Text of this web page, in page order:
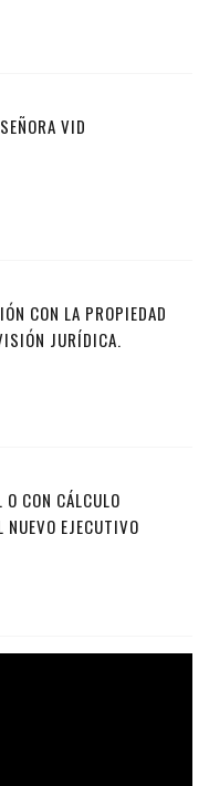
VID
CON LA PROPIEDAD
JURÍDICA.
CON CÁLCULO
NUEVO EJECUTIVO